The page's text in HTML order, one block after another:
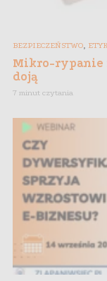
BEZPIECZEŃSTWO,
Mikro-rypanie
doją
7 minut czytania